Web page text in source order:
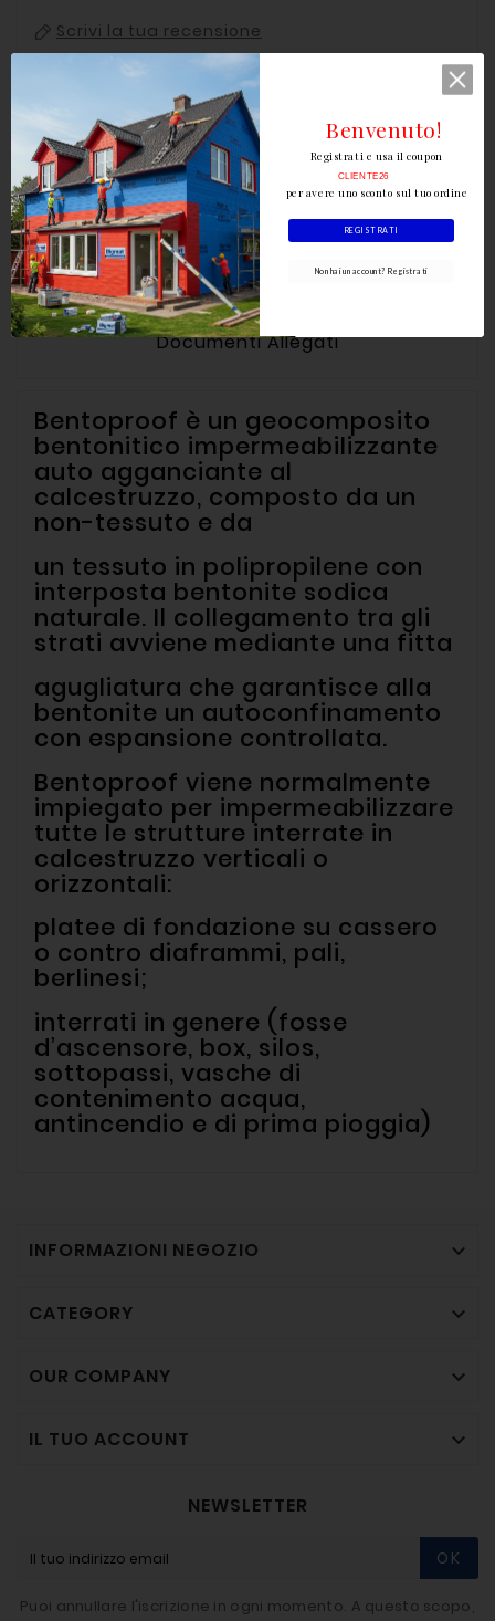
Scrivi la tua recensione
Descrizione
Dettagli del prodotto
Documenti Allegati
Bentoproof è un geocomposito
bentonitico impermeabilizzante
auto agganciante al
calcestruzzo, composto da un
non-tessuto e da
un tessuto in polipropilene con
interposta bentonite sodica
naturale. Il collegamento tra gli
strati avviene mediante una fitta
agugliatura che garantisce alla
bentonite un autoconfinamento
con espansione controllata.
Bentoproof viene normalmente
impiegato per impermeabilizzare
tutte le strutture interrate in
calcestruzzo verticali o
orizzontali:
platee di fondazione su cassero
o contro diaframmi, pali,
berlinesi;
interrati in genere (fosse
d’ascensore, box, silos,
sottopassi, vasche di
contenimento acqua,
antincendio e di prima pioggia)
INFORMAZIONI NEGOZIO 
CATEGORY 
OUR COMPANY 
IL TUO ACCOUNT 
NEWSLETTER
OK
Puoi annullare l'iscrizione in ogni momento. A questo scopo,
REGISTRATI
Non hai un account? Registrati
Registrati e usa il coupon
per avere uno sconto sul tuo ordine
CLIENTE26
Benvenuto!